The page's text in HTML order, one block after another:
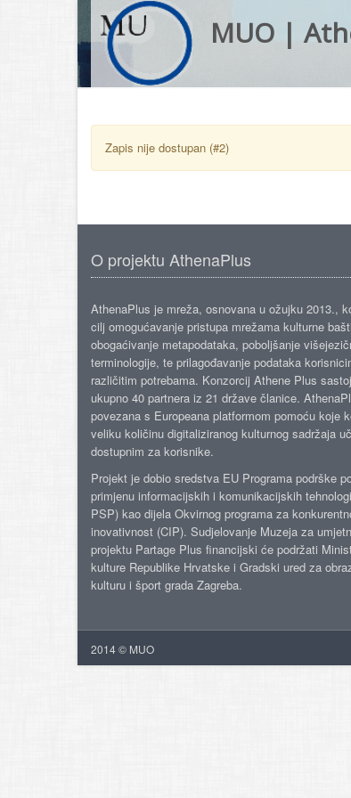
MUO |
Zapis nije dostupan (#2)
O projektu AthenaPlus
AthenaPlus je mreža, osnovana u ožujku 2013.,
cilj omogućavanje pristupa mrežama kulturne
obogaćivanje metapodataka, poboljšanje
terminologije, te prilagođavanje podataka
različitim potrebama. Konzorcij Athene Plus
ukupno 40 partnera iz 21 države članice.
povezana s Europeana platformom pomoću koje
veliku količinu digitaliziranog kulturnog sadržaja
dostupnim za korisnike.
Projekt je dobio sredstva EU Programa podrške
primjenu informacijskih i komunikacijskih
PSP) kao dijela Okvirnog programa za
inovativnost (CIP). Sudjelovanje Muzeja za
projektu Partage Plus financijski će podržati
kulture Republike Hrvatske i Gradski ured za
kulturu i šport grada Zagreba.
2014 © MUO